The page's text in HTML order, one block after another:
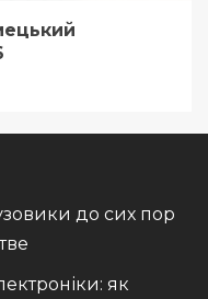
до сих пор
як